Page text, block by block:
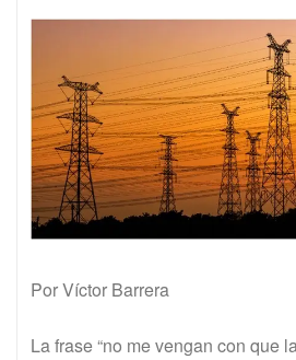
Por Víctor Barrera
La frase “no me vengan con que